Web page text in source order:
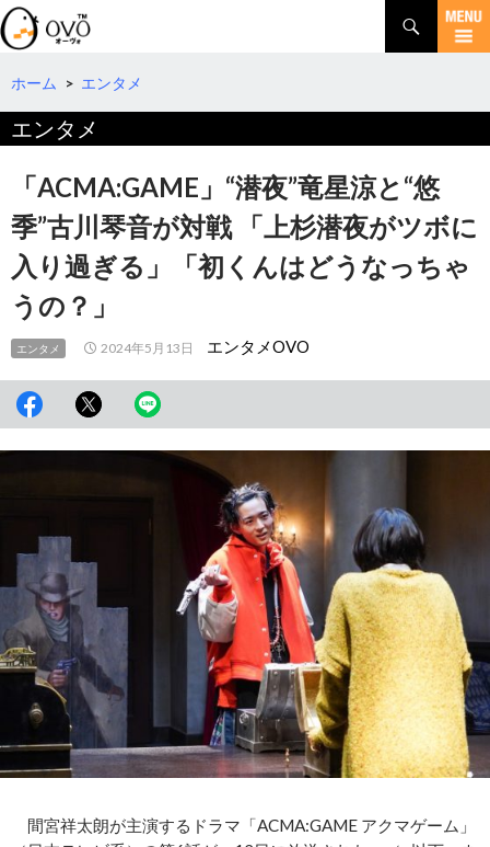
検
索
コ
テ
へ
ホーム > エンタメ
エンタメ
「ACMA:GAME」“潜夜”竜星涼と“悠
季”古川琴音が対戦 「上杉潜夜がツボに
入り過ぎる」「初くんはどうなっちゃ
うの？」
エンタメ 2024年5月13日 エンタメOVO
間宮祥太朗が主演するドラマ「ACMA:GAME アクマゲーム」